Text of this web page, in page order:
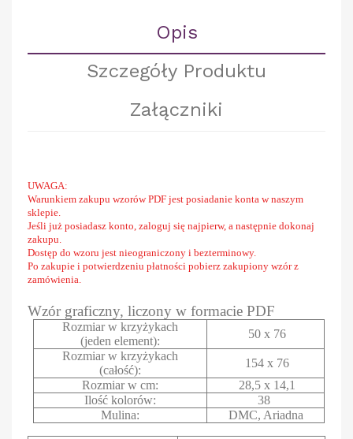
Opis
Szczegóły Produktu
Załączniki
UWAGA:
Warunkiem zakupu wzorów PDF jest posiadanie konta w naszym
sklepie.
Jeśli już posiadasz konto, zaloguj się najpierw, a następnie dokonaj
zakupu.
Dostęp do wzoru jest nieograniczony i bezterminowy.
Po zakupie i potwierdzeniu płatności pobierz zakupiony wzór z
zamówienia.
Wzór graficzny, liczony w formacie PDF
Rozmiar w krzyżykach
(jeden element):
50 x 76
Rozmiar w krzyżykach
(całość):
154 x 76
Rozmiar w cm:
28,5 x 14,1
Ilość kolorów:
38
Mulina:
DMC, Ariadna